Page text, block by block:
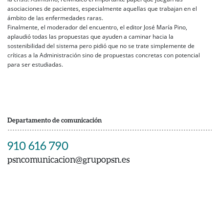
asociaciones de pacientes, especialmente aquellas que trabajan en el
ámbito de las enfermedades raras.
Finalmente, el moderador del encuentro, el editor José María Pino,
aplaudió todas las propuestas que ayuden a caminar hacia la
sostenibilidad del sistema pero pidió que no se trate simplemente de
críticas a la Administración sino de propuestas concretas con potencial
para ser estudiadas.
Departamento de comunicación
910 616 790
psncomunicacion@grupopsn.es